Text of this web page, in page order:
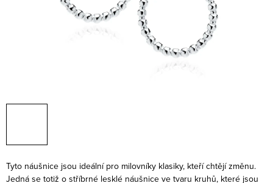
Tyto náušnice jsou ideální pro milovníky klasiky, kteří chtějí změnu.
Jedná se totiž o stříbrné lesklé náušnice ve tvaru kruhů, které jsou